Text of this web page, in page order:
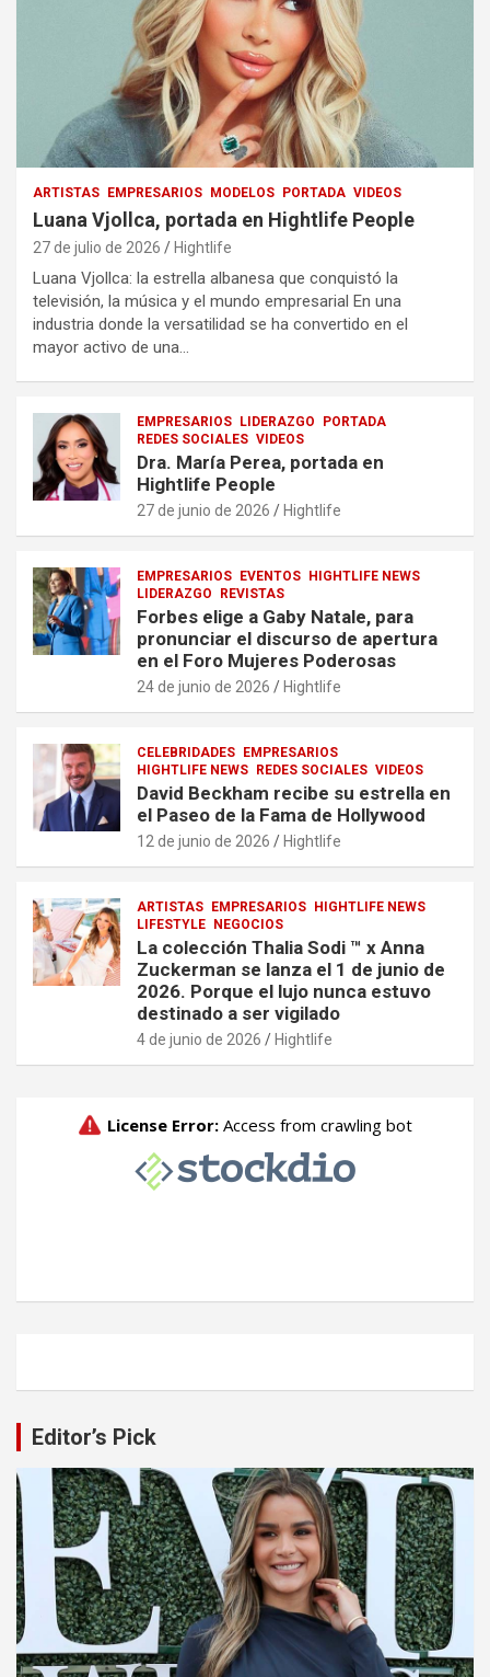
ARTISTAS EMPRESARIOS MODELOS PORTADA VIDEOS
Luana Vjollca, portada en Hightlife People
27 de julio de 2026 Hightlife
Luana Vjollca: la estrella albanesa que conquistó la
televisión, la música y el mundo empresarial En una
industria donde la versatilidad se ha convertido en el
mayor activo de una…
EMPRESARIOS LIDERAZGO
PORTADA
REDES SOCIALES VIDEOS
Dra. María Perea, portada en
Hightlife People
27 de junio de 2026 Hightlife
EMPRESARIOS EVENTOS HIGHTLIFE NEWS
LIDERAZGO
REVISTAS
Forbes elige a Gaby Natale, para
pronunciar el discurso de apertura
en el Foro Mujeres Poderosas
24 de junio de 2026 Hightlife
CELEBRIDADES EMPRESARIOS
HIGHTLIFE NEWS REDES SOCIALES VIDEOS
David Beckham recibe su estrella en
el Paseo de la Fama de Hollywood
12 de junio de 2026 Hightlife
ARTISTAS EMPRESARIOS HIGHTLIFE NEWS
LIFESTYLE NEGOCIOS
La colección Thalia Sodi ™ x Anna
Zuckerman se lanza el 1 de junio de
2026. Porque el lujo nunca estuvo
destinado a ser vigilado
4 de junio de 2026 Hightlife
Editor’s Pick